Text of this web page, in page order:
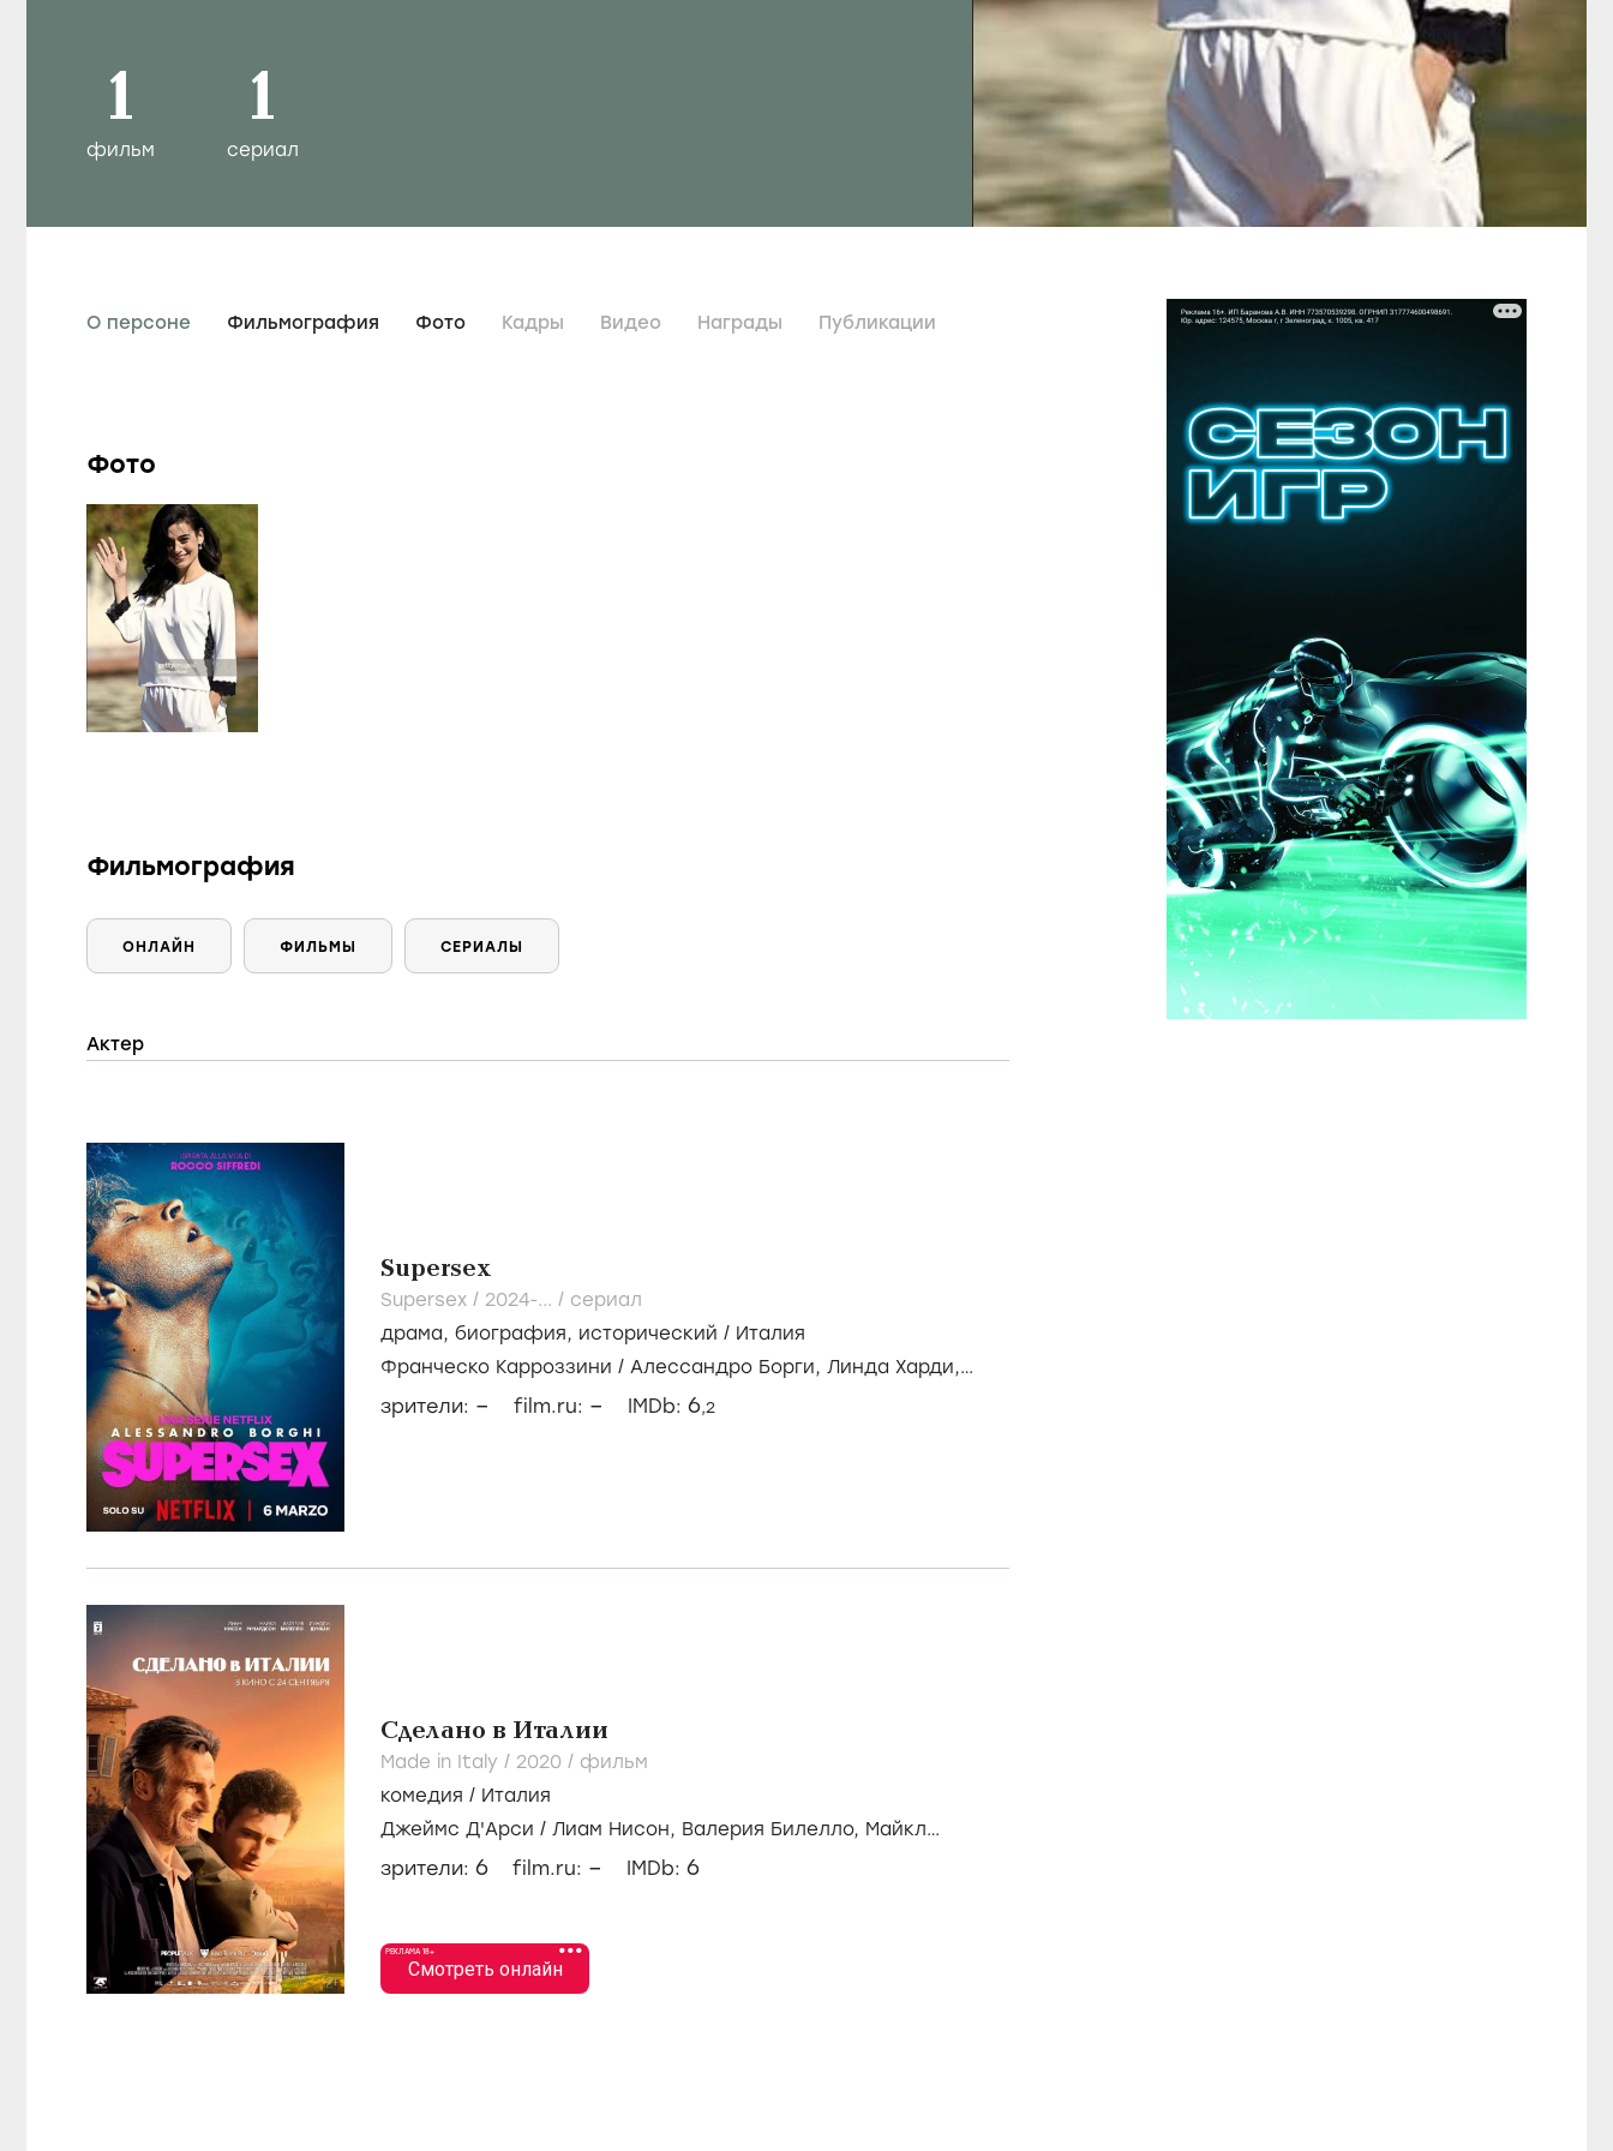
1
фильм
1
сериал
О персоне Фильмография Фото Кадры Видео Награды Публикации
Фото
Фильмография
ОНЛАЙН ФИЛЬМЫ СЕРИАЛЫ
Актер
Supersex
Supersex / 2024-... / сериал
драма, биография, исторический / Италия
Франческо Карроззини / Алессандро Борги, Линда Харди,
зрители: – film.ru: – IMDb: 6,2
Сделано в Италии
Made in Italy / 2020 / фильм
комедия / Италия
Джеймс Д'Арси / Лиам Нисон, Валерия Билелло, Майкл
зрители: 6 film.ru: – IMDb: 6
•••
РЕКЛАМА 18+
Смотреть онлайн